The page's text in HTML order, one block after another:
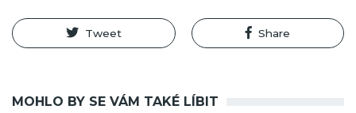
Tweet Share
MOHLO BY SE VÁM TAKÉ LÍBIT